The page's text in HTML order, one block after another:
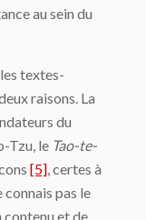
au sein du
textes-
raisons. La
du
Tzu, le Tao-te-
[5], certes à
connais pas le
contenu et de